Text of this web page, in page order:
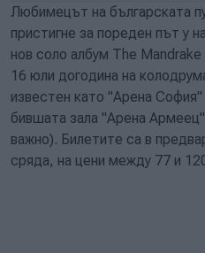
Любимецът на българската
пристигне за пореден път у
нов соло албум The
16 юли догодина на
известен като "Арена
бившата зала "Арена
важно). Билетите са в
сряда, на цени между 77 и